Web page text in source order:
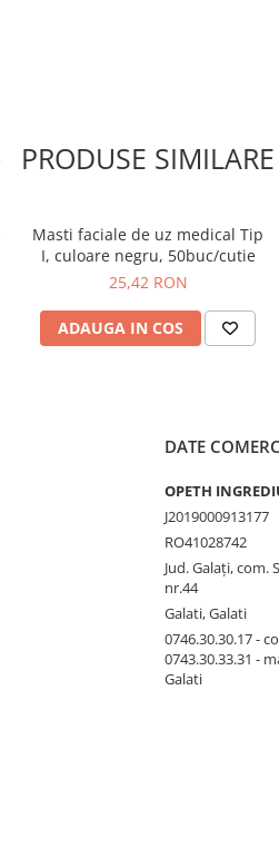
PRODUSE SIMILARE
Masti faciale de uz medical Tip
I, culoare negru, 50buc/cutie
25,42 RON
ADAUGA IN COS
DATE
OPETH
J2019000913177
RO41028742
Jud. Galaţi, com.
nr.44
Galati, Galati
0746.30.30.17 -
0743.30.33.31 -
Galati